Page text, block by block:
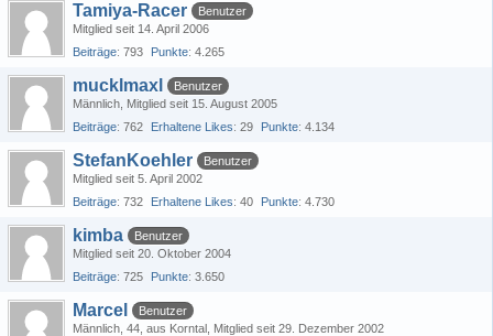
Tamiya-Racer
Benutzer
Mitglied seit 14. April 2006
Beiträge 793 Punkte 4.265
mucklmaxl
Benutzer
Männlich Mitglied seit 15. August 2005
Beiträge 762 Erhaltene Likes 29 Punkte 4.134
StefanKoehler
Benutzer
Mitglied seit 5. April 2002
Beiträge 732 Erhaltene Likes 40 Punkte 4.730
kimba
Benutzer
Mitglied seit 20. Oktober 2004
Beiträge 725 Punkte 3.650
Marcel
Benutzer
Männlich 44 aus Korntal Mitglied seit 29. Dezember 2002